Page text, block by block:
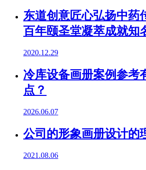
东道创意匠心弘扬中药
百年颐圣堂凝萃成就知
2020.12.29
冷库设备画册案例参考
点？
2026.06.07
公司的形象画册设计的
2021.08.06